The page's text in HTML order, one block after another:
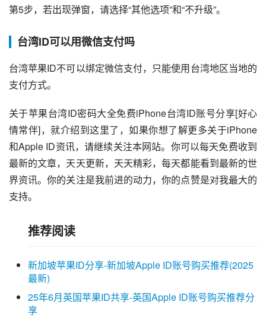
第5步，若出现弹窗，请选择“其他选项”和“不升级”。
台湾ID可以用微信支付吗
台湾苹果ID不可以绑定微信支付，只能使用台湾地区当地的
支付方式。
关于苹果台湾ID密码大全免费iPhone台湾ID账号分享[好心
情常伴]，就介绍到这里了，如果你想了解更多关于iPhone
和Apple ID资讯，请继续关注本网站。你可以每天免费收到
最新的文章，天天更新，天天精彩，每天都能看到最新的世
界资讯。你的关注是我前进的动力，你的点赞是对我最大的
支持。
推荐阅读
新加坡苹果ID分享-新加坡Apple ID账号购买推荐(2025
最新)
25年6月英国苹果ID共享-英国Apple ID账号购买推荐分
享